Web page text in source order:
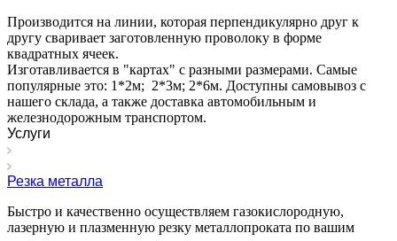
Производится на линии, которая перпендикулярно друг к
другу сваривает заготовленную проволоку в форме
квадратных ячеек.
Изготавливается в "картах" с разными размерами. Самые
популярные это: 1*2м; 2*3м; 2*6м. Доступны самовывоз с
нашего склада, а также доставка автомобильным и
железнодорожным транспортом.
Услуги
Резка металла
Быстро и качественно осуществляем газокислородную,
лазерную и плазменную резку металлопроката по вашим